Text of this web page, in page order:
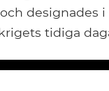
designades
tidiga